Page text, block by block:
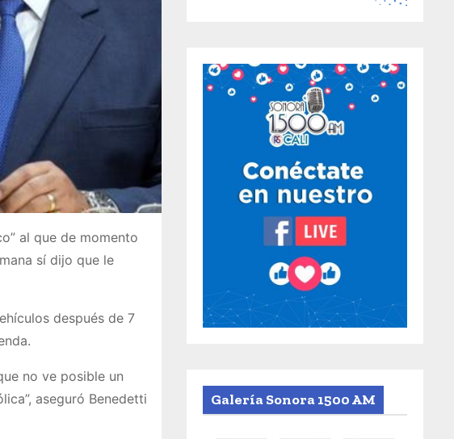
al que de momento
sí dijo que le
después de 7
no ve posible un
aseguró Benedetti
Galería Sonora 1500 AM